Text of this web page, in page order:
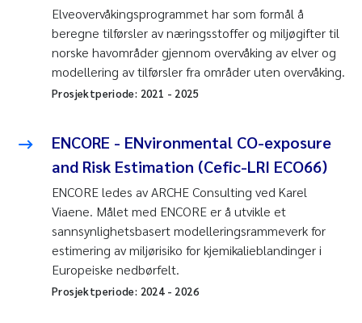
Elveovervåkingsprogrammet har som formål å
beregne tilførsler av næringsstoffer og miljøgifter til
norske havområder gjennom overvåking av elver og
modellering av tilførsler fra områder uten overvåking.
Prosjektperiode: 2021 - 2025
ENCORE - ENvironmental CO-exposure
and Risk Estimation (Cefic-LRI ECO66)
ENCORE ledes av ARCHE Consulting ved Karel
Viaene. Målet med ENCORE er å utvikle et
sannsynlighetsbasert modelleringsrammeverk for
estimering av miljørisiko for kjemikalieblandinger i
Europeiske nedbørfelt.
Prosjektperiode: 2024- 2026